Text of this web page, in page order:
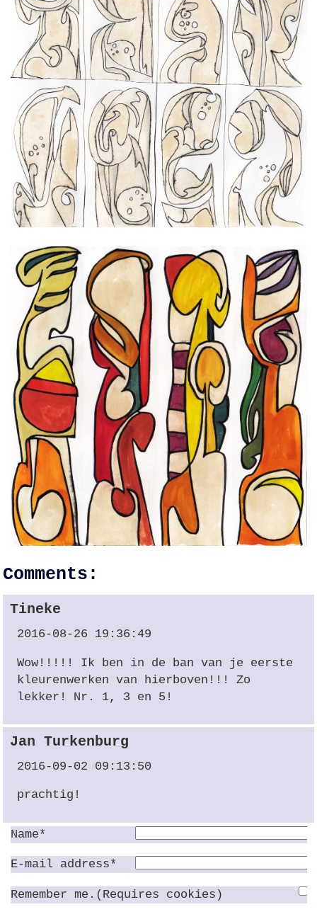
Comments:
Tineke
2016-08-26 19:36:49
Wow!!!!! Ik ben in de ban van je eerste
kleurenwerken van hierboven!!! Zo
lekker! Nr. 1, 3 en 5!
Jan Turkenburg
2016-09-02 09:13:50
prachtig!
Name*
E-mail address*
Remember me.(Requires cookies)